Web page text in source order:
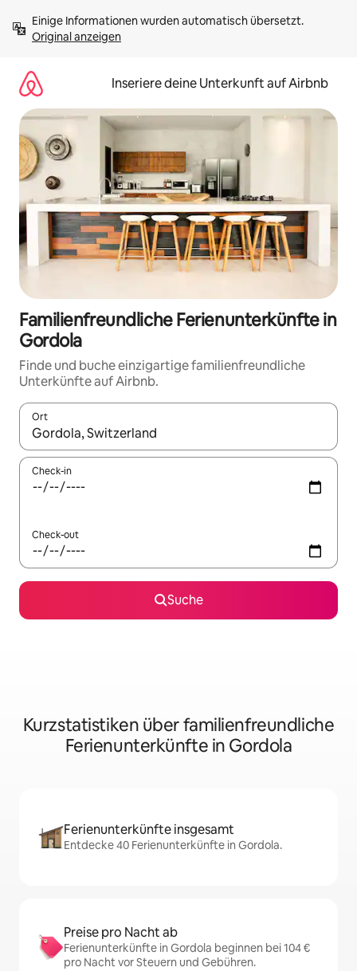
Inhalten
springenOriginal anzeigen
Inseriere deine Unterkunft auf Airbnb
Familienfreundliche Ferienunterkünfte in
Gordola
Finde und buche einzigartige familienfreundliche
Unterkünfte auf Airbnb.
Ort
Wenn Ergebnisse verfügbar sind, navigiere mit den
Check-in
Check-out
Suche
Kurzstatistiken über familienfreundliche
Ferienunterkünfte in Gordola
Ferienunterkünfte insgesamt
Entdecke 40 Ferienunterkünfte in Gordola.
Preise pro Nacht ab
Ferienunterkünfte in Gordola beginnen bei 104 €
pro Nacht vor Steuern und Gebühren.